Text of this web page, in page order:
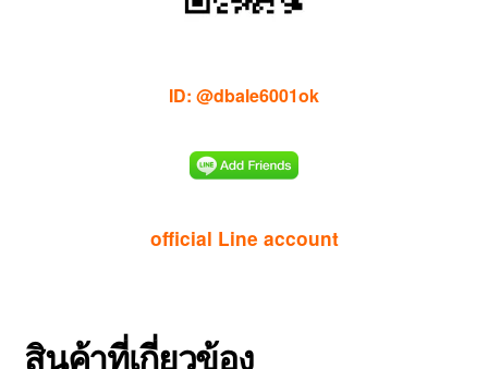
ID: @dbale6001ok
official Line account
สินค้าที่เกี่ยวข้อง